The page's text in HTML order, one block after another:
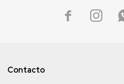
 
Contacto